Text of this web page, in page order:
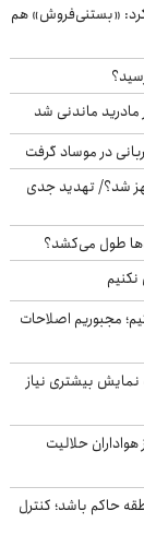
«بستنی‌فروش» هم
مادرید ماندنی شد
در موساد گرفت
شد؟/ تهدید جدی
طول می‌کشد؟
مجبوریم اصلاحات
نمایش بیشتری نیاز
حلالیت
حاکم باشد؛ کنترل